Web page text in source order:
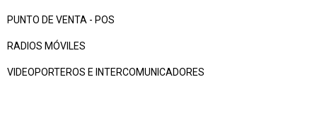
PUNTO DE VENTA - POS
RADIOS MÓVILES
VIDEOPORTEROS E INTERCOMUNICADORES